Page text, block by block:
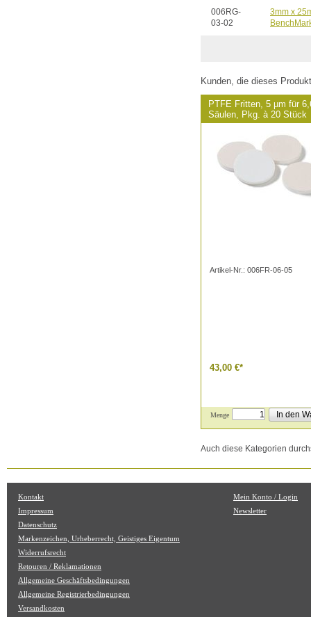
006RG-
03-02
3mm x
Kunden, die dieses
PTFE Fritten, 5 µm für
Säulen, Pkg. à 20 Stück
Artikel-Nr.: 006FR-06-05
43,00 €*
Menge In den
Auch diese Kategorien
Kontakt
Impressum
Datenschutz
Markenzeichen, Urheberrecht, Geistiges Eigentum
Widerrufsrecht
Retouren / Reklamationen
Allgemeine Geschäftsbedingungen
Allgemeine Registrierbedingungen
Versandkosten
Mein Konto / Login
Newsletter